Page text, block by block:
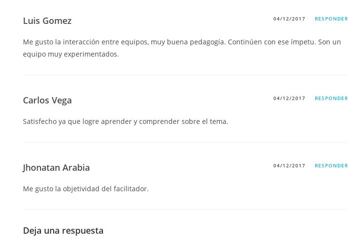
Luis Gomez 04/12/2017 RESPONDER
Me gusto la interacción entre equipos, muy buena pedagogía. Continúen con ese ímpetu. Son un
equipo muy experimentados.
Carlos Vega 04/12/2017 RESPONDER
Satisfecho ya que logre aprender y comprender sobre el tema.
Jhonatan Arabia 04/12/2017 RESPONDER
Me gusto la objetividad del facilitador.
Deja una respuesta